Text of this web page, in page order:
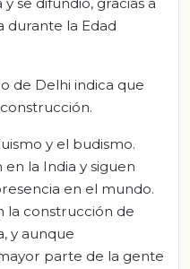
durante la Edad
de Delhi indica que
y el budismo.
la India y siguen
en el mundo.
la construcción de
y aunque
parte de la gente